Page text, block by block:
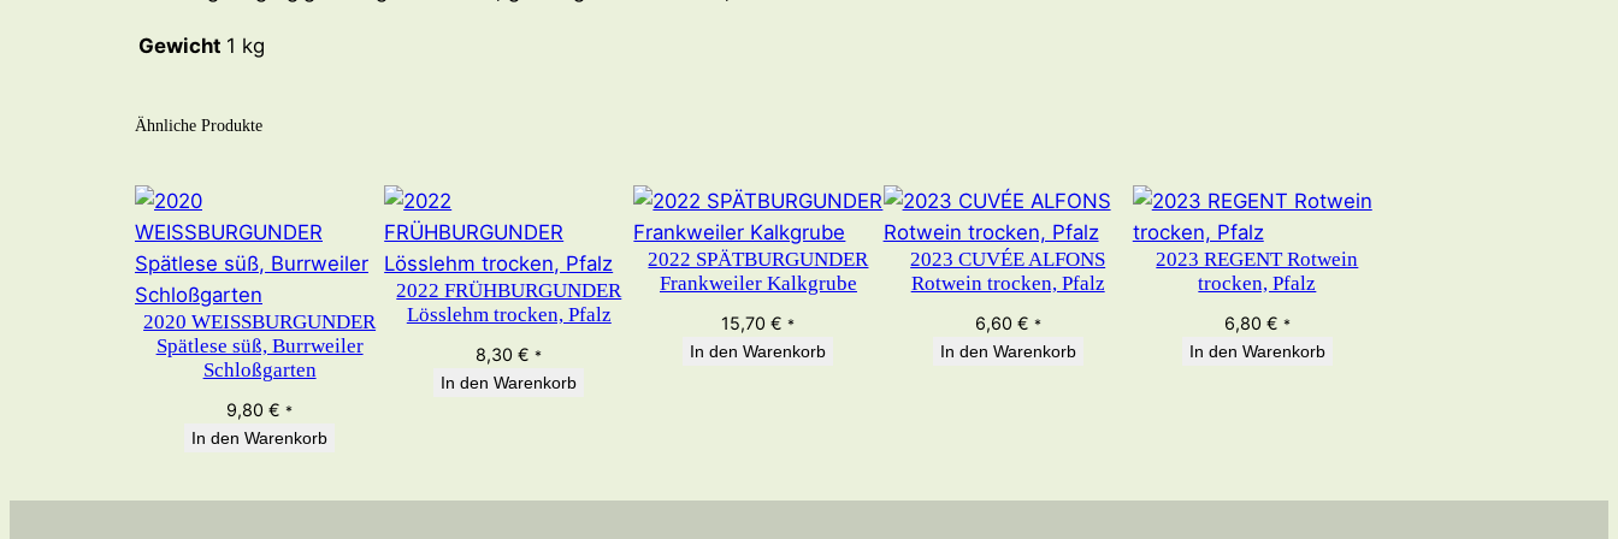
z
M
e
g
Gewicht 1 kg
Ähnliche Produkte
2020 WEISSBURGUNDER
Spätlese süß, Burrweiler
Schloßgarten
9,80€ *
In den Warenkorb
2022 FRÜHBURGUNDER
Lösslehm trocken, Pfalz
8,30€ *
In den Warenkorb
2022 SPÄTBURGUNDER
Frankweiler Kalkgrube
15,70€ *
In den Warenkorb
2023 CUVÉE ALFONS
Rotwein trocken, Pfalz
6,60 € *
In den Warenkorb
2023 REGENT Rotwein
trocken, Pfalz
6,80 € *
In den Warenkorb